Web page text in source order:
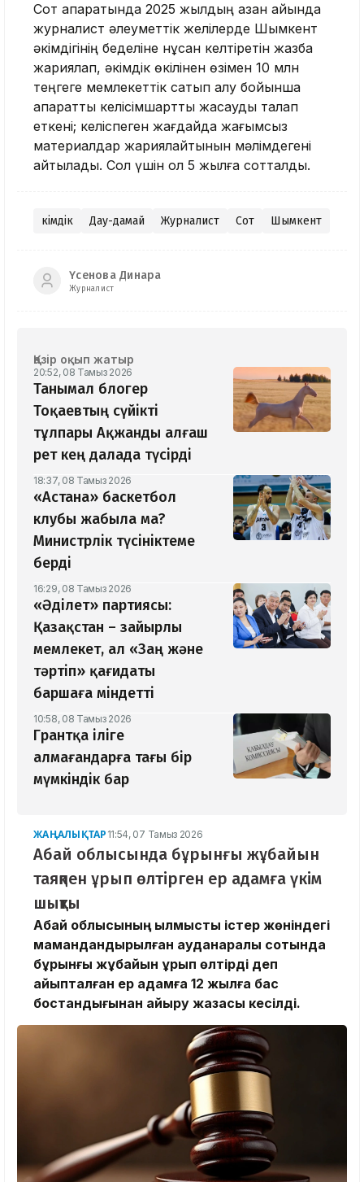
Сот ақпаратында 2025 жылдың қазан айында
журналист әлеуметтік желілерде Шымкент
әкімдігінің беделіне нұқсан келтіретін жазба
жариялап, әкімдік өкілінен өзімен 10 млн
теңгеге мемлекеттік сатып алу бойынша
ақпараттық келісімшартты жасауды талап
еткені; келіспеген жағдайда жағымсыз
материалдар жариялайтынын мәлімдегені
айтылады. Сол үшін ол 5 жылға сотталды.
Әкімдік Дау-дамай Журналист Сот Шымкент
Үсенова Динара
Журналист
Қазір оқып жатыр
20:52, 08 Тамыз 2026
Танымал блогер
Тоқаевтың сүйікті
тұлпары Ақжанды алғаш
рет кең далада түсірді
18:37, 08 Тамыз 2026
«Астана» баскетбол
клубы жабыла ма?
Министрлік түсініктеме
берді
16:29, 08 Тамыз 2026
«Әділет» партиясы:
Қазақстан – зайырлы
мемлекет, ал «Заң және
тәртіп» қағидаты
баршаға міндетті
10:58, 08 Тамыз 2026
Грантқа іліге
алмағандарға тағы бір
мүмкіндік бар
ЖАҢАЛЫҚТАР 11:54, 07 Тамыз 2026
Абай облысында бұрынғы жұбайын
таяқпен ұрып өлтірген ер адамға үкім
шықты
Абай облысының қылмыстық істер жөніндегі
мамандандырылған ауданаралық сотында
бұрынғы жұбайын ұрып өлтірді деп
айыпталған ер адамға 12 жылға бас
бостандығынан айыру жазасы кесілді.